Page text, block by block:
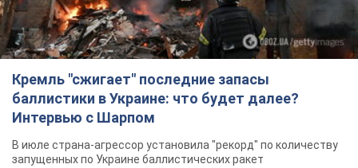
Кремль "сжигает" последние запасы
баллистики в Украине: что будет далее?
Интервью с Шарпом
В июле страна-агрессор установила "рекорд" по количеству
запущенных по Украине баллистических ракет